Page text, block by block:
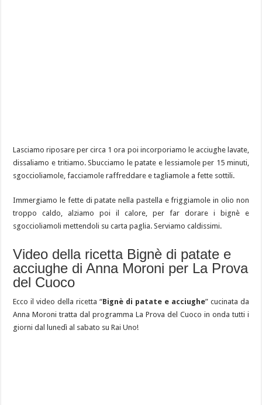
Lasciamo riposare per circa 1 ora poi incorporiamo le acciughe lavate,
dissaliamo e tritiamo. Sbucciamo le patate e lessiamole per 15 minuti,
sgoccioliamole, facciamole raffreddare e tagliamole a fette sottili.
Immergiamo le fette di patate nella pastella e friggiamole in olio non
troppo caldo, alziamo poi il calore, per far dorare i bignè e
sgoccioliamoli mettendoli su carta paglia. Serviamo caldissimi.
Video della ricetta Bignè di patate e
acciughe di Anna Moroni per La Prova
del Cuoco
Ecco il video della ricetta “Bignè di patate e acciughe” cucinata da
Anna Moroni tratta dal programma La Prova del Cuoco in onda tutti i
giorni dal lunedì al sabato su Rai Uno!